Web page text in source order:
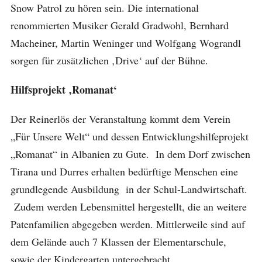
Snow Patrol zu hören sein. Die international
renommierten Musiker Gerald Gradwohl, Bernhard
Macheiner, Martin Weninger und Wolfgang Wograndl
sorgen für zusätzlichen ‚Drive‘ auf der Bühne.
Hilfsprojekt ‚Romanat‘
Der Reinerlös der Veranstaltung kommt dem Verein
„Für Unsere Welt“ und dessen Entwicklungshilfeprojekt
„Romanat“ in Albanien zu Gute. In dem Dorf zwischen
Tirana und Durres erhalten bedürftige Menschen eine
grundlegende Ausbildung in der Schul-Landwirtschaft.
Zudem werden Lebensmittel hergestellt, die an weitere
Patenfamilien abgegeben werden. Mittlerweile sind auf
dem Gelände auch 7 Klassen der Elementarschule,
sowie der Kindergarten untergebracht.